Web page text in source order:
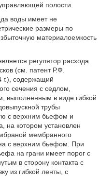
полости.
воды имеет не
размеры по
материалоемкость
регулятор расхода
(см. патент Р.Ф.
содержащий
сечения с седлом,
выполненным в виде гибкой
трубы
с верхним бьефом и
на котором установлен
мембранного
с верхним бьефом. При
на грани имеет порог с
в сторону контакта с
из гибкой ленты, с